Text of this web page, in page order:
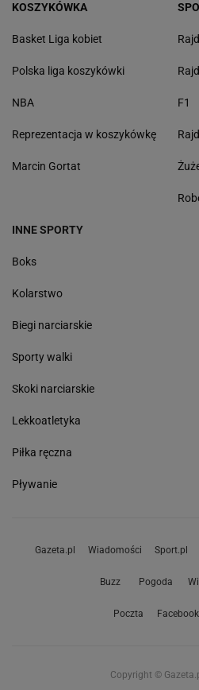
KOSZYKÓWKA
Basket Liga kobiet
Polska liga koszykówki
NBA
Reprezentacja w koszykówkę
Marcin Gortat
F1
INNE SPORTY
Boks
Kolarstwo
Biegi narciarskie
Sporty walki
Skoki narciarskie
Lekkoatletyka
Piłka ręczna
Pływanie
Gazeta.pl Wiadomości Sport.pl
Buzz Pogoda
Poczta Facebook
Copyright ©